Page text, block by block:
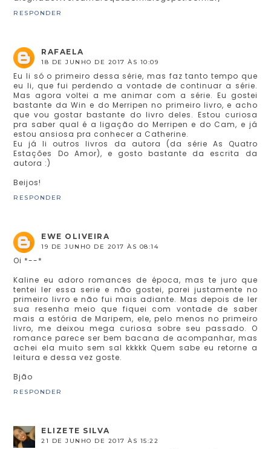
RESPONDER
RAFAELA
18 DE JUNHO DE 2017 ÀS 10:09
Eu li só o primeiro dessa série, mas faz tanto tempo que
eu li, que fui perdendo a vontade de continuar a série.
Mas agora voltei a me animar com a série. Eu gostei
bastante da Win e do Merripen no primeiro livro, e acho
que vou gostar bastante do livro deles. Estou curiosa
pra saber qual é a ligação do Merripen e do Cam, e já
estou ansiosa pra conhecer a Catherine.
Eu já li outros livros da autora (da série As Quatro
Estações Do Amor), e gosto bastante da escrita da
autora :)
Beijos!
RESPONDER
EWE OLIVEIRA
19 DE JUNHO DE 2017 ÀS 08:14
Oi *--*
Kaline eu adoro romances de época, mas te juro que
tentei ler essa serie e não gostei, parei justamente no
primeiro livro e não fui mais adiante. Mas depois de ler
sua resenha meio que fiquei com vontade de saber
mais a estória de Maripem, ele, pelo menos no primeiro
livro, me deixou mega curiosa sobre seu passado. O
romance parece ser bem bacana de acompanhar, mas
achei ela muito sem sal kkkkk Quem sabe eu retorne a
leitura e dessa vez goste.
Bjão
RESPONDER
ELIZETE SILVA
21 DE JUNHO DE 2017 ÀS 15:22